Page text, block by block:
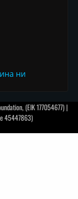
ни
(EIK 177054677) |
45447863)